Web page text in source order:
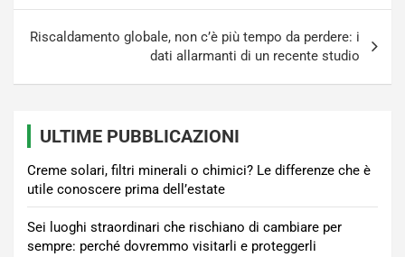
Riscaldamento globale, non c’è più tempo da perdere: i
dati allarmanti di un recente studio
ULTIME PUBBLICAZIONI
Creme solari, filtri minerali o chimici? Le differenze che è
utile conoscere prima dell’estate
Sei luoghi straordinari che rischiano di cambiare per
sempre: perché dovremmo visitarli e proteggerli